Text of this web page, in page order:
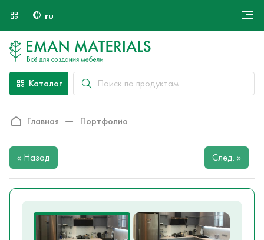
ru
Оплата и доставка
Каталог
Главная Портфолио
« Назад След. »